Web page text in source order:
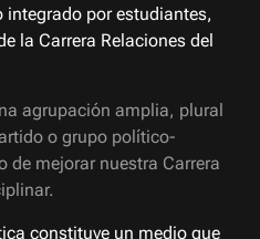
por estudiantes,
la Carrera Relaciones del
agrupación amplia, plural
o grupo político-
de mejorar nuestra Carrera
constituye un medio que